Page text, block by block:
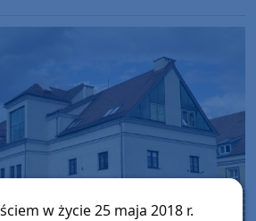
w życie 25 maja 2018 r.